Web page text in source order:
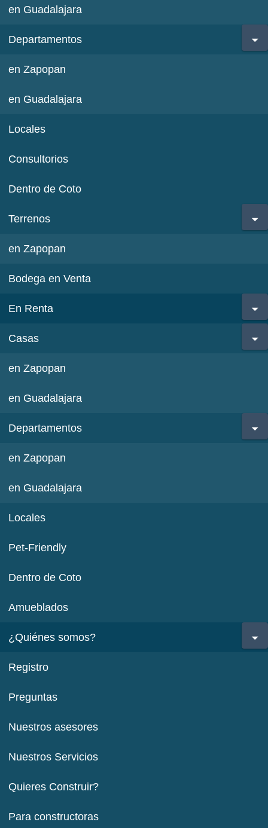
en Guadalajara
Departamentos
en Zapopan
en Guadalajara
Locales
Consultorios
Dentro de Coto
Terrenos
en Zapopan
Bodega en Venta
En Renta
Casas
en Zapopan
en Guadalajara
Departamentos
en Zapopan
en Guadalajara
Locales
Pet-Friendly
Dentro de Coto
Amueblados
¿Quiénes somos?
Registro
Preguntas
Nuestros asesores
Nuestros Servicios
Quieres Construir?
Para constructoras